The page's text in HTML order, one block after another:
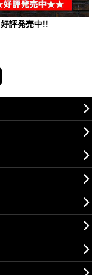
評発売中!!